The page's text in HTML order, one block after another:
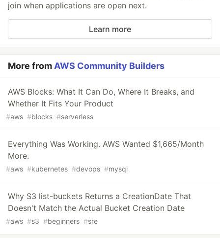
join when applications are open next.
Learn more
More from AWS Community Builders
AWS Blocks: What It Can Do, Where It Breaks, and
Whether It Fits Your Product
#aws #blocks #serverless
Everything Was Working. AWS Wanted $1,665/Month
More.
#aws #kubernetes #devops #mysql
Why S3 list-buckets Returns a CreationDate That
Doesn't Match the Actual Bucket Creation Date
#aws #s3 #beginners #sre